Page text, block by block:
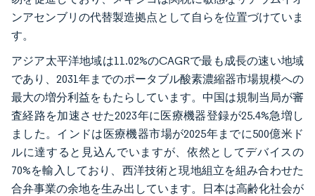
ンアセンブリの代替製造拠点として自らを位置づけていま
す。
アジア太平洋地域は11.02%のCAGRで最も成長の速い地域
であり、2031年までのポータブル酸素濃縮器市場規模への
最大の増分利益をもたらしています。中国は規制当局が審
査経路を加速させた2023年に医療機器登録が25.4%急増し
ました。インドは医療機器市場が2025年までに500億米ド
ルに達すると見込んでいますが、依然としてデバイスの
70%を輸入しており、西洋技術と現地組立を組み合わせた
合弁事業の余地を生み出しています。日本は高齢化社会が